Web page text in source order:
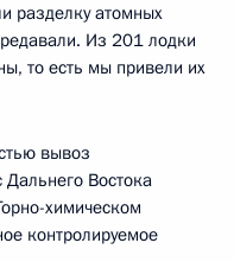
разделку атомных
Из 201 лодки
то есть мы привели их
вывоз
Дальнего Востока
химическом
контролируемое